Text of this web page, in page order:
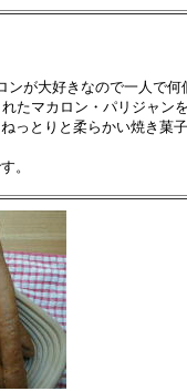
が大好きなので一人で
たマカロン・パリジャンを
っとりと柔らかい焼き菓
。